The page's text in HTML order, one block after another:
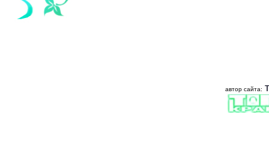
автор сайта: